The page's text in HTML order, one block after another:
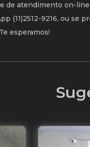
de atendimento on-
(11)2512-9216, ou se
esperamos!